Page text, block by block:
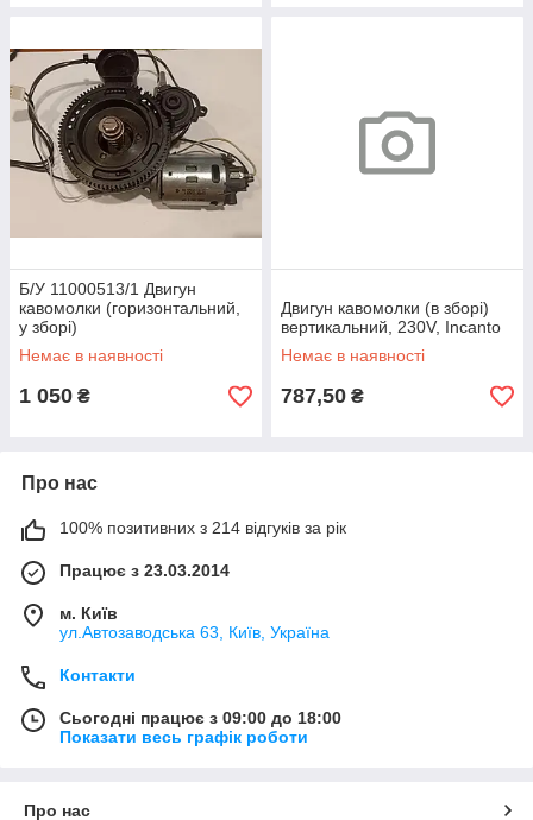
Б/У 11000513/1 Двигун
кавомолки (горизонтальний,
у зборі)
Немає в наявності
1 050 ₴
Двигун кавомолки (в зборі)
вертикальний, 230V, Incanto
Немає в наявності
787,50 ₴
Про нас
100% позитивних з 214 відгуків за рік
Працює з 23.03.2014
м. Київ
ул.Автозаводська 63, Київ, Україна
Контакти
Сьогодні працює з 09:00 до 18:00
Показати весь графік роботи
Про нас